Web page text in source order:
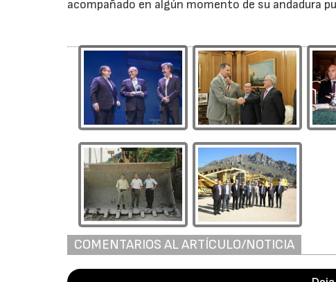
acompañado en algún momento de su andadura
COMENTARIOS AL ARTÍCULO/NOTICIA